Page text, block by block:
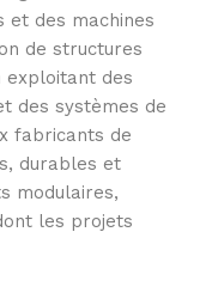
et des machines
de structures
exploitant des
des systèmes de
fabricants de
durables et
modulaires,
les projets